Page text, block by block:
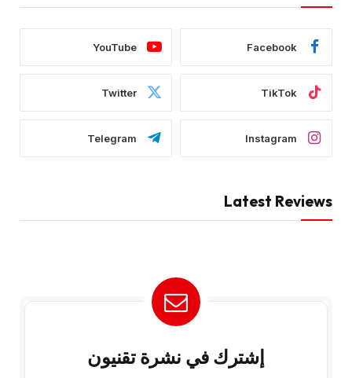
Facebook
YouTube
TikTok
Twitter
Instagram
Telegram
Latest Reviews
إشترك في نشرة تقنيون